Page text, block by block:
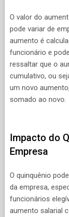
O valor do
pode variar de
aumento é
funcionário e
ressaltar que o
cumulativo, ou
um novo
somado ao novo.
Impacto do
Empresa
O quinquênio
da empresa,
funcionários
aumento salarial